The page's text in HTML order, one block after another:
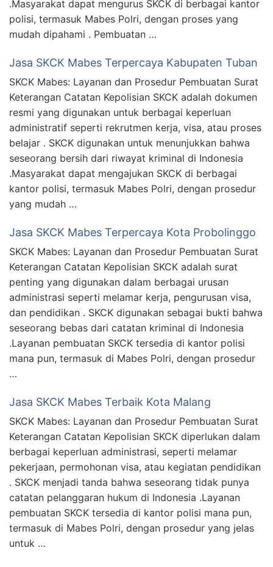
.Masyarakat dapat mengurus SKCK di berbagai kantor
polisi, termasuk Mabes Polri, dengan proses yang
mudah dipahami . Pembuatan …
Jasa SKCK Mabes Terpercaya Kabupaten Tuban
SKCK Mabes: Layanan dan Prosedur Pembuatan Surat
Keterangan Catatan Kepolisian SKCK adalah dokumen
resmi yang digunakan untuk berbagai keperluan
administratif seperti rekrutmen kerja, visa, atau proses
belajar . SKCK digunakan untuk menunjukkan bahwa
seseorang bersih dari riwayat kriminal di Indonesia
.Masyarakat dapat mengajukan SKCK di berbagai
kantor polisi, termasuk Mabes Polri, dengan prosedur
yang mudah …
Jasa SKCK Mabes Terpercaya Kota Probolinggo
SKCK Mabes: Layanan dan Prosedur Pembuatan Surat
Keterangan Catatan Kepolisian SKCK adalah surat
penting yang digunakan dalam berbagai urusan
administrasi seperti melamar kerja, pengurusan visa,
dan pendidikan . SKCK digunakan sebagai bukti bahwa
seseorang bebas dari catatan kriminal di Indonesia
.Layanan pembuatan SKCK tersedia di kantor polisi
mana pun, termasuk di Mabes Polri, dengan prosedur
…
Jasa SKCK Mabes Terbaik Kota Malang
SKCK Mabes: Layanan dan Prosedur Pembuatan Surat
Keterangan Catatan Kepolisian SKCK diperlukan dalam
berbagai keperluan administrasi, seperti melamar
pekerjaan, permohonan visa, atau kegiatan pendidikan
. SKCK menjadi tanda bahwa seseorang tidak punya
catatan pelanggaran hukum di Indonesia .Layanan
pembuatan SKCK tersedia di kantor polisi mana pun,
termasuk di Mabes Polri, dengan prosedur yang jelas
untuk …